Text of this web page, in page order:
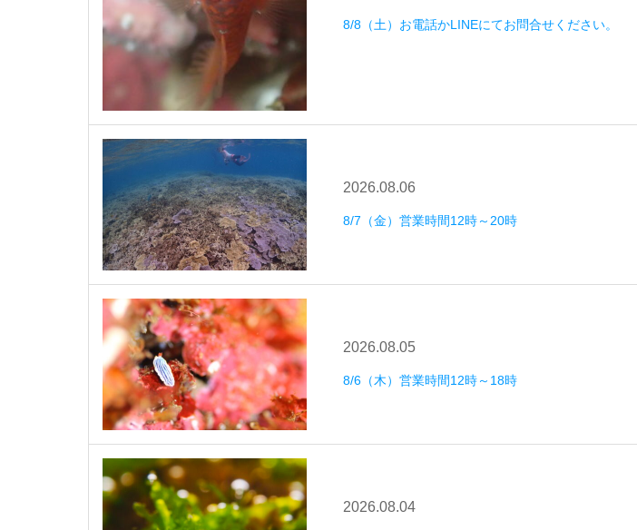
8/8（土）お電話かLINEにてお問合せください。
2026.08.06
8/7（金）営業時間12時～20時
2026.08.05
8/6（木）営業時間12時～18時
2026.08.04